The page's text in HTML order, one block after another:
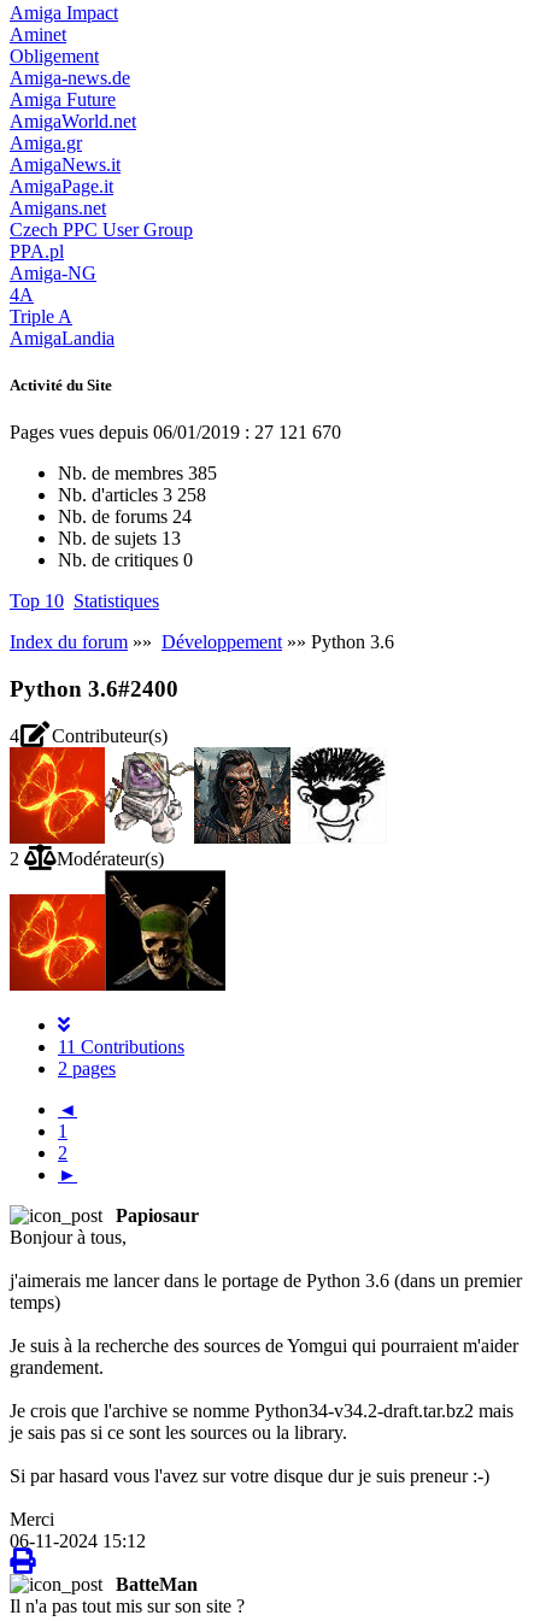
Amiga Impact
Aminet
Obligement
Amiga-news.de
Amiga Future
AmigaWorld.net
Amiga.gr
AmigaNews.it
AmigaPage.it
Amigans.net
Czech PPC User Group
PPA.pl
Amiga-NG
4A
Triple A
AmigaLandia
Activité du Site
Pages vues depuis 06/01/2019 : 27 121 670
Nb. de membres 385
Nb. d'articles 3 258
Nb. de forums 24
Nb. de sujets 13
Nb. de critiques 0
Top 10 Statistiques
Index du forum »» Développement »» Python 3.6
Python 3.6#2400
4 Contributeur(s)
2 Modérateur(s)
11 Contributions
2 pages
◄
1
2
►
Papiosaur
Bonjour à tous,
j'aimerais me lancer dans le portage de Python 3.6 (dans un premier
temps)
Je suis à la recherche des sources de Yomgui qui pourraient m'aider
grandement.
Je crois que l'archive se nomme Python34-v34.2-draft.tar.bz2 mais
je sais pas si ce sont les sources ou la library.
Si par hasard vous l'avez sur votre disque dur je suis preneur :-)
Merci
06-11-2024 15:12
BatteMan
Il n'a pas tout mis sur son site ?